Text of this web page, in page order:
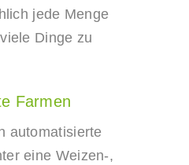
jede Menge
Dinge zu
Farmen
automatisierte
eine Weizen-,